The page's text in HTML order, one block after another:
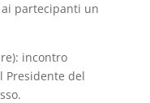
partecipanti un
incontro
Presidente del